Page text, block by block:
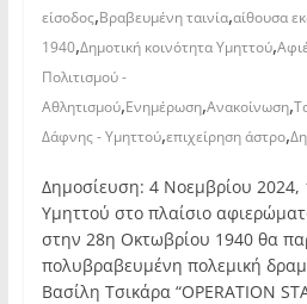
είσοδος,Βραβευμένη ταινία,αίθουσα
1940,Δημοτική κοινότητα Υμηττού,
Πολιτισμού -
Αθλητισμού,Ενημέρωση,Ανακοίνωση,
Δάφνης - Υμηττού,επιχείρηση άστρο,
Δημοσίευση: 4 Νοεμβρίου
Υμηττού στo πλαίσιo
στην 28η Οκτωβρίου 1940 θα
πολυβραβευμένη πολεμική
Βασίλη Τσικάρα “OPERATION